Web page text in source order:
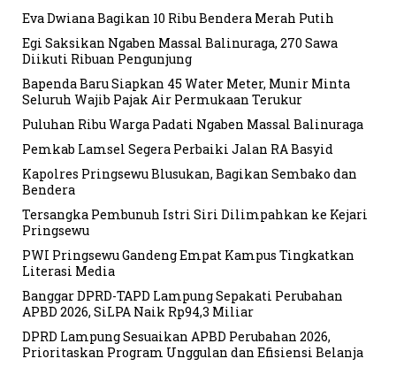
Eva Dwiana Bagikan 10 Ribu Bendera Merah Putih
Egi Saksikan Ngaben Massal Balinuraga, 270 Sawa
Diikuti Ribuan Pengunjung
Bapenda Baru Siapkan 45 Water Meter, Munir Minta
Seluruh Wajib Pajak Air Permukaan Terukur
Puluhan Ribu Warga Padati Ngaben Massal Balinuraga
Pemkab Lamsel Segera Perbaiki Jalan RA Basyid
Kapolres Pringsewu Blusukan, Bagikan Sembako dan
Bendera
Tersangka Pembunuh Istri Siri Dilimpahkan ke Kejari
Pringsewu
PWI Pringsewu Gandeng Empat Kampus Tingkatkan
Literasi Media
Banggar DPRD-TAPD Lampung Sepakati Perubahan
APBD 2026, SiLPA Naik Rp94,3 Miliar
DPRD Lampung Sesuaikan APBD Perubahan 2026,
Prioritaskan Program Unggulan dan Efisiensi Belanja